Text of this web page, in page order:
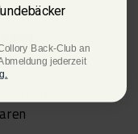
Back-Club an
jederzeit